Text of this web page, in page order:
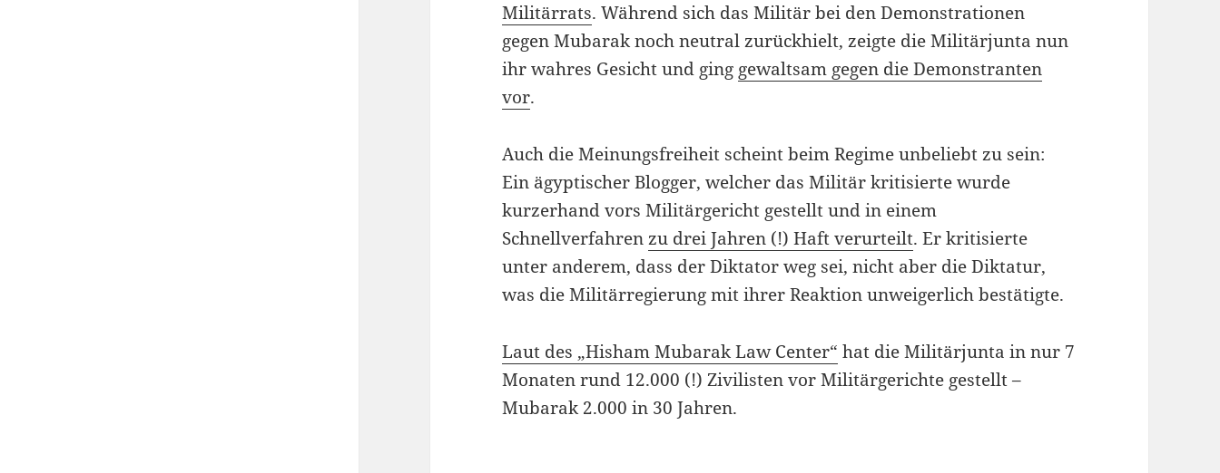
Militärrats. Während sich das Militär bei den Demonstrationen
gegen Mubarak noch neutral zurückhielt, zeigte die Militärjunta nun
ihr wahres Gesicht und ging gewaltsam gegen die Demonstranten
vor.
Auch die Meinungsfreiheit scheint beim Regime unbeliebt zu sein:
Ein ägyptischer Blogger, welcher das Militär kritisierte wurde
kurzerhand vors Militärgericht gestellt und in einem
Schnellverfahrenzu drei Jahren (!) Haft verurteilt. Er kritisierte
unter anderem, dass der Diktator weg sei, nicht aber die Diktatur,
was die Militärregierung mit ihrer Reaktion unweigerlich bestätigte.
Laut des „Hisham Mubarak Law Center“ hat die Militärjunta in nur 7
Monaten rund 12.000 (!) Zivilisten vor Militärgerichte gestellt –
Mubarak 2.000 in 30 Jahren.